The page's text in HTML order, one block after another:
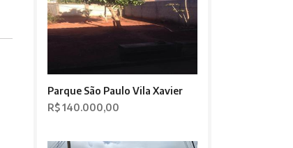
Parque São Paulo Vila Xavier
R$ 140.000,00